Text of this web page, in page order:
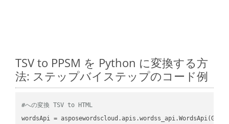
TSV to PPSM を Python に変換する方
法: ステップバイステップのコード例
#への変換 TSV to HTML
wordsApi =